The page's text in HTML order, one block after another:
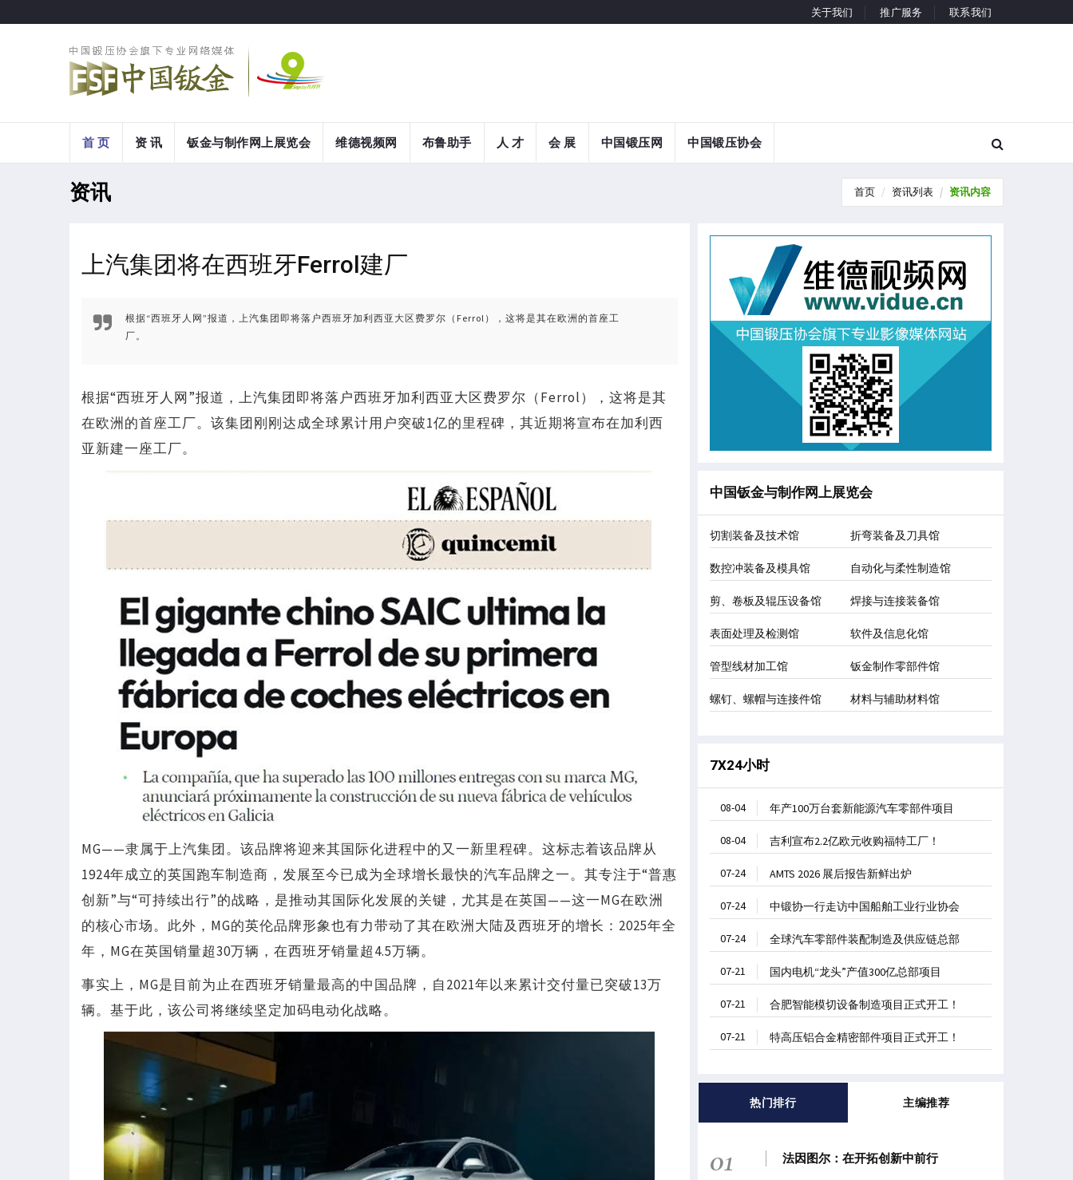
关于我们 推广服务 联系我们
首 页 资 讯 钣金与制作网上展览会 维德视频网 布鲁助手 人 才 会 展 中国锻压网 中国锻压协会
资讯 首页 资讯列表 资讯内容
上汽集团将在西班牙Ferrol建厂
根据“西班牙人网”报道，上汽集团即将落户西班牙加利西亚大区费罗尔（Ferrol），这将是其在欧洲的首座工
厂。
根据“西班牙人网”报道，上汽集团即将落户西班牙加利西亚大区费罗尔（Ferrol），这将是其
在欧洲的首座工厂。该集团刚刚达成全球累计用户突破1亿的里程碑，其近期将宣布在加利西
亚新建一座工厂。
MG——隶属于上汽集团。该品牌将迎来其国际化进程中的又一新里程碑。这标志着该品牌从
1924年成立的英国跑车制造商，发展至今已成为全球增长最快的汽车品牌之一。其专注于“普惠
创新”与“可持续出行”的战略，是推动其国际化发展的关键，尤其是在英国——这一MG在欧洲
的核心市场。此外，MG的英伦品牌形象也有力带动了其在欧洲大陆及西班牙的增长：2025年全
年，MG在英国销量超30万辆，在西班牙销量超4.5万辆。
事实上，MG是目前为止在西班牙销量最高的中国品牌，自2021年以来累计交付量已突破13万
辆。基于此，该公司将继续坚定加码电动化战略。
中国钣金与制作网上展览会
切割装备及技术馆 折弯装备及刀具馆
数控冲装备及模具馆 自动化与柔性制造馆
剪、卷板及辊压设备馆 焊接与连接装备馆
表面处理及检测馆 软件及信息化馆
管型线材加工馆 钣金制作零部件馆
螺钉、螺帽与连接件馆 材料与辅助材料馆
7X24小时
08-04 年产100万台套新能源汽车零部件项目
08-04 吉利宣布2.2亿欧元收购福特工厂！
07-24 AMTS 2026 展后报告新鲜出炉
07-24 中锻协一行走访中国船舶工业行业协会
07-24 全球汽车零部件装配制造及供应链总部
07-21 国内电机“龙头”产值300亿总部项目
07-21 合肥智能模切设备制造项目正式开工！
07-21 特高压铝合金精密部件项目正式开工！
热门排行 主编推荐
01 法因图尔：在开拓创新中前行